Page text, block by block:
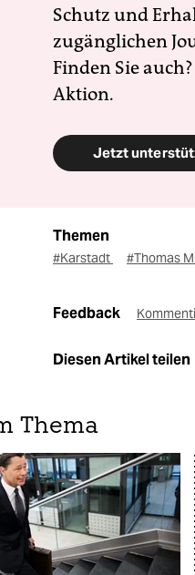
Schutz und
zugänglichen
Finden Sie
Aktion.
Jetzt
Themen
#Karstadt #Thomas
Feedback
Diesen Artikel teilen
Thema